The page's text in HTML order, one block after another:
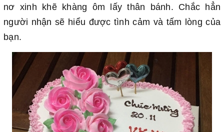
nơ xinh khẽ khàng ôm lấy thân bánh. Chắc hẳn
người nhận sẽ hiểu được tình cảm và tấm lòng của
bạn.